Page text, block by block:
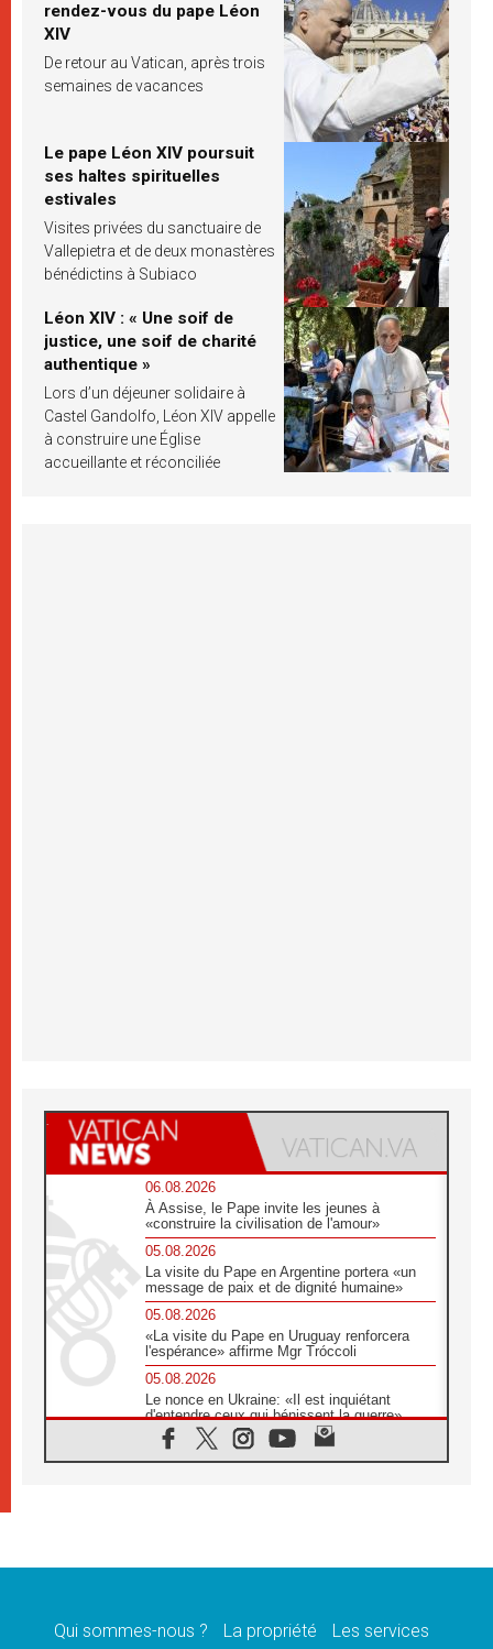
rendez-vous du pape Léon
XIV
De retour au Vatican, après trois
semaines de vacances
Le pape Léon XIV poursuit
ses haltes spirituelles
estivales
Visites privées du sanctuaire de
Vallepietra et de deux monastères
bénédictins à Subiaco
Léon XIV : « Une soif de
justice, une soif de charité
authentique »
Lors d’un déjeuner solidaire à
Castel Gandolfo, Léon XIV appelle
à construire une Église
accueillante et réconciliée
06.08.2026
À Assise, le Pape invite les jeunes à
«construire la civilisation de l'amour»
05.08.2026
La visite du Pape en Argentine portera «un
message de paix et de dignité humaine»
05.08.2026
«La visite du Pape en Uruguay renforcera
l'espérance» affirme Mgr Tróccoli
05.08.2026
Le nonce en Ukraine: «Il est inquiétant
d'entendre ceux qui bénissent la guerre»
05.08.2026
Léon XIV au Pérou, une lueur d'espoir pour
décès du cardinal Júlio Langa
Qui sommes-nous ? La propriété Les services